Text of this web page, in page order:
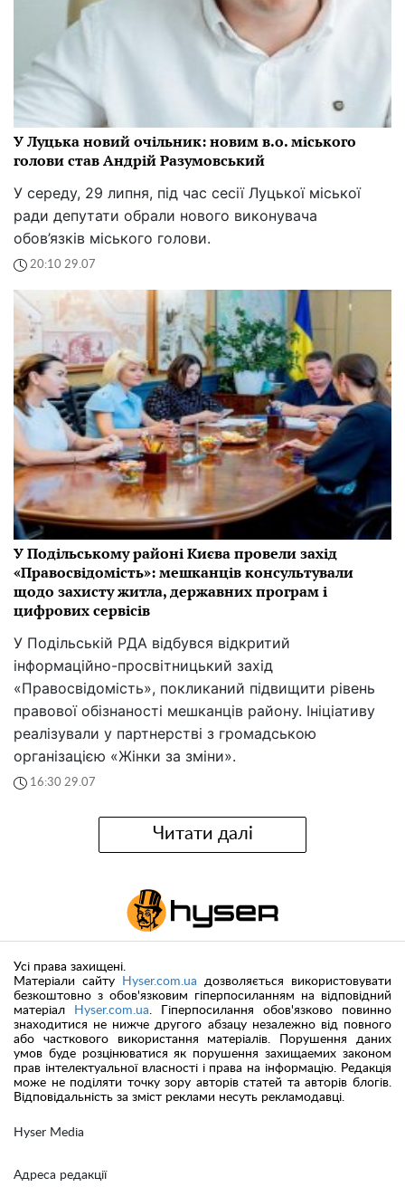
У Луцька новий очільник: новим в.о. міського
голови став Андрій Разумовський
У середу, 29 липня, під час сесії Луцької міської
ради депутати обрали нового виконувача
обов’язків міського голови.
20:10 29.07
У Подільському районі Києва провели захід
«Правосвідомість»: мешканців консультували
щодо захисту житла, державних програм і
цифрових сервісів
У Подільській РДА відбувся відкритий
інформаційно-просвітницький захід
«Правосвідомість», покликаний підвищити рівень
правової обізнаності мешканців району. Ініціативу
реалізували у партнерстві з громадською
організацією «Жінки за зміни».
16:30 29.07
Читати далі
Hyser Media
Адреса редакції
Усі права захищені.
Матеріали сайту
Hyser.com.ua дозволяється використовувати
безкоштовно з обов'язковим гіперпосиланням на відповідний
матеріал
Hyser.com.ua . Гіперпосилання обов'язково повинно
знаходитися не нижче другого абзацу незалежно від повного
або часткового використання матеріалів. Порушення даних
умов буде розцінюватися як порушення захищаемих законом
прав інтелектуальної власності і права на інформацію. Редакція
може не поділяти точку зору авторів статей та авторів блогів.
Відповідальність за зміст реклами несуть рекламодавці.